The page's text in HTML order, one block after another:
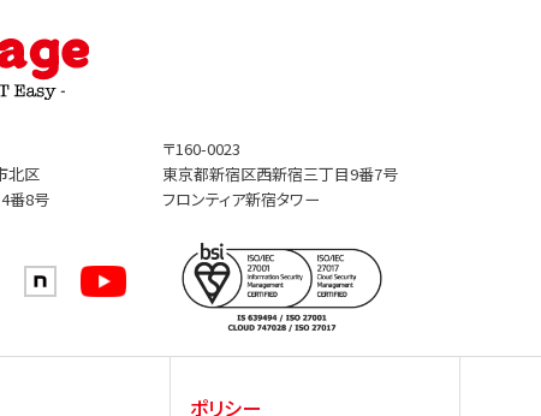
北区
番8号
〒160-0023
東京都新宿区西新宿三丁目9番7号
フロンティア新宿タワー
ポリシー